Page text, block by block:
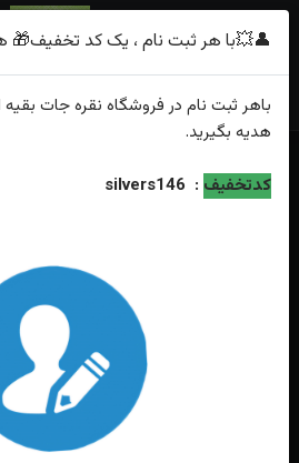
خانه فهرست محصولات
👤💥با هر ثبت نام ، یک کد تخفیف🎁
باهر ثبت نام در فروشگاه نقره جات بقیه
هدیه بگیرید.
کدتخفیف :
silvers146